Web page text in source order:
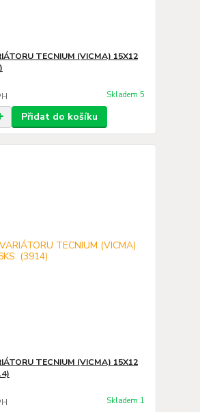
TECNIUM (VICMA) 15X12
Skladem 5
Přidat do košíku
TECNIUM (VICMA) 15X12
Skladem 1